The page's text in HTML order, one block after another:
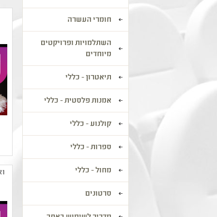
חומרי העשרה
השתלמויות ופרויקטים
מיוחדים
תיאטרון - כללי
אמנות פלסטית - כללי
קולנוע - כללי
ספרות - כללי
מחול - כללי
סרטונים